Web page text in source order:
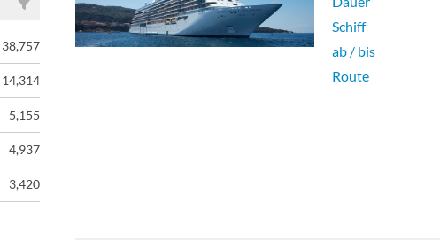
38,757
14,314
5,155
4,937
3,420
Schiff
ab / bis
Route